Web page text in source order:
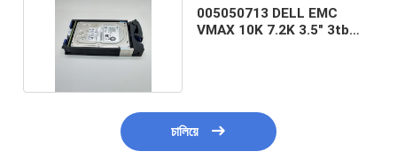
005050713 DELL EMC
VMAX 10K 7.2K 3.5" 3tb
চালিয়ে